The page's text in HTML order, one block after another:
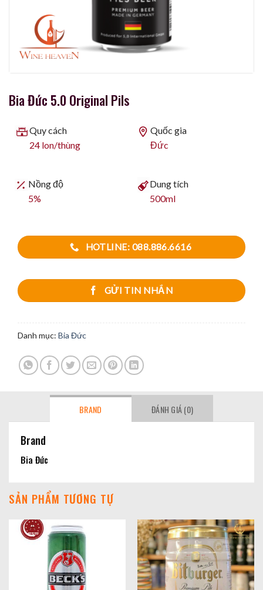
Bia Đức 5.0 Original Pils
Quy cách
24 lon/thùng
Quốc gia
Đức
Nồng độ
5%
Dung tích
500ml
HOTLINE: 088.886.6616
GỬI TIN NHẮN
Danh mục: Bia Đức
BRAND ĐÁNH GIÁ (0)
Brand
Bia Đức
SẢN PHẨM TƯƠNG TỰ